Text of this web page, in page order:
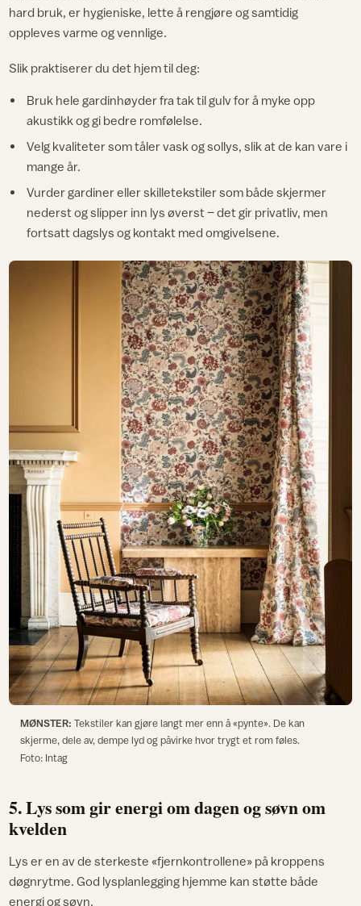
hard bruk, er hygieniske, lette å rengjøre og samtidig
oppleves varme og vennlige.​
Slik praktiserer du det hjem til deg:
Bruk hele gardinhøyder fra tak til gulv for å myke opp
akustikk og gi bedre romfølelse.
Velg kvaliteter som tåler vask og sollys, slik at de kan vare i
mange år.
Vurder gardiner eller skilletekstiler som både skjermer
nederst og slipper inn lys øverst – det gir privatliv, men
fortsatt dagslys og kontakt med omgivelsene.​
MØNSTER: Tekstiler kan gjøre langt mer enn å «pynte». De kan
skjerme, dele av, dempe lyd og påvirke hvor trygt et rom føles.
Foto: Intag
5. Lys som gir energi om dagen og søvn om
kvelden
Lys er en av de sterkeste «fjernkontrollene» på kroppens
døgnrytme. God lysplanlegging hjemme kan støtte både
energi og søvn.